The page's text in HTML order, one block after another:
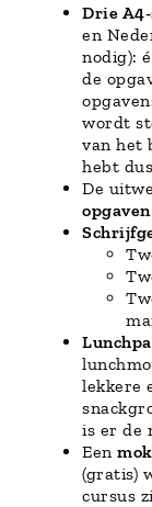
Drie
en
nodig):
de
wordt
van het
hebt
De
opgaven
lekkere
is er de
Een mok
(gratis)
cursus